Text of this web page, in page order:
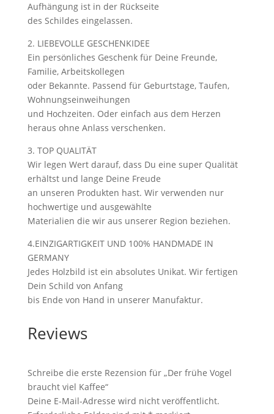
Aufhängung ist in der Rückseite
des Schildes eingelassen.
2. LIEBEVOLLE GESCHENKIDEE
Ein persönliches Geschenk für Deine Freunde,
Familie, Arbeitskollegen
oder Bekannte. Passend für Geburtstage, Taufen,
Wohnungseinweihungen
und Hochzeiten. Oder einfach aus dem Herzen
heraus ohne Anlass verschenken.
3. TOP QUALITÄT
Wir legen Wert darauf, dass Du eine super Qualität
erhältst und lange Deine Freude
an unseren Produkten hast. Wir verwenden nur
hochwertige und ausgewählte
Materialien die wir aus unserer Region beziehen.
4.EINZIGARTIGKEIT UND 100% HANDMADE IN
GERMANY
Jedes Holzbild ist ein absolutes Unikat. Wir fertigen
Dein Schild von Anfang
bis Ende von Hand in unserer Manufaktur.
Reviews
Schreibe die erste Rezension für „Der frühe Vogel
braucht viel Kaffee“
Deine E-Mail-Adresse wird nicht veröffentlicht.